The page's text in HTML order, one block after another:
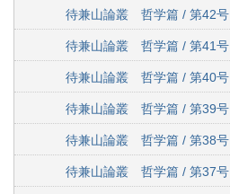
待兼山論叢 哲学篇 / 第42号
待兼山論叢 哲学篇 / 第41号
待兼山論叢 哲学篇 / 第40号
待兼山論叢 哲学篇 / 第39号
待兼山論叢 哲学篇 / 第38号
待兼山論叢 哲学篇 / 第37号